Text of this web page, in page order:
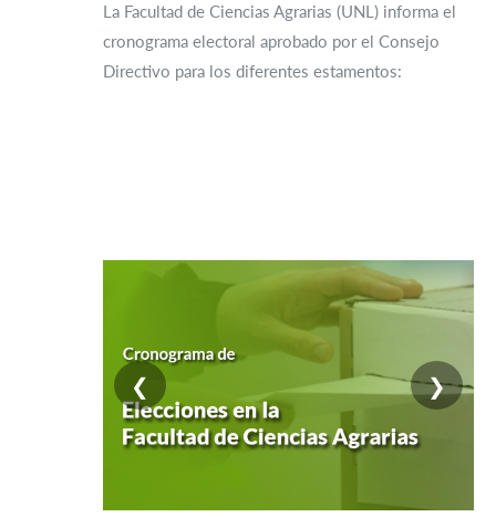
La Facultad de Ciencias Agrarias (UNL) informa el
cronograma electoral aprobado por el Consejo
Directivo para los diferentes estamentos:
❮ ❯